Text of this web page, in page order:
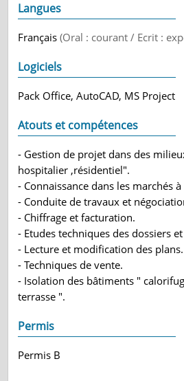
Langues
Français(Oral : courant / Ecrit :
Logiciels
Pack Office, AutoCAD, MS Project
Atouts et compétences
- Gestion de projet dans des
hospitalier ,résidentiel".
- Connaissance dans les marchés
- Conduite de travaux et
- Chiffrage et facturation.
- Etudes techniques des dossiers
- Lecture et modification des plans.
- Techniques de vente.
- Isolation des bâtiments "
terrasse ".
Permis
Permis B